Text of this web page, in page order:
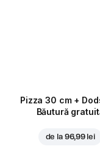
Pizza 30 cm +
Băutură
de la 96,99 lei